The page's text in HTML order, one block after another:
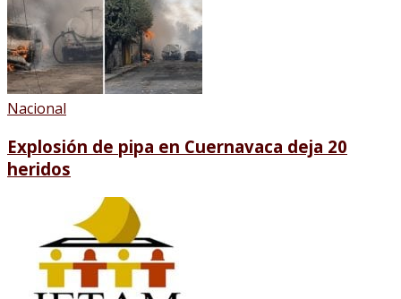
Nacional
Explosión de pipa en Cuernavaca deja 20
heridos